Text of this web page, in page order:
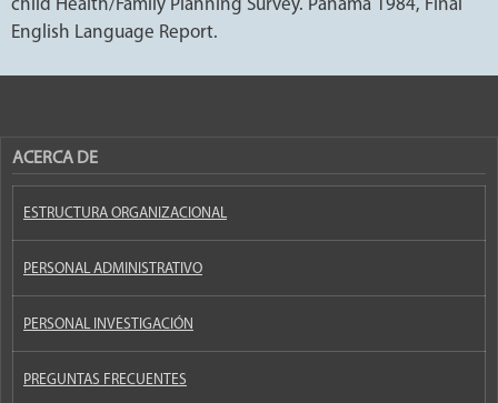
child Health/Family Planning Survey. Panamá 1984, Final
English Language Report.
ACERCA DE
ESTRUCTURA ORGANIZACIONAL
PERSONAL ADMINISTRATIVO
PERSONAL INVESTIGACIÓN
PREGUNTAS FRECUENTES